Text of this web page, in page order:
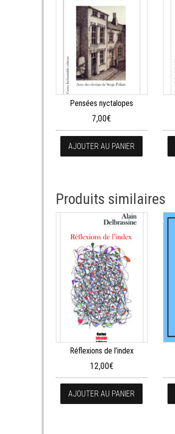
Pensées nyctalopes
7,00€
AJOUTER AU PANIER
Produits similaires
Réflexions de l’index
12,00€
AJOUTER AU PANIER